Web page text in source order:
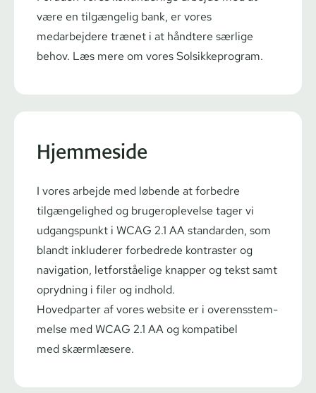
være en tilgængelig bank, er vores
medarbejdere trænet i at håndtere særlige
behov. Læs mere om vores Solsik­ke­pro­gram.
Hjemmeside
I vores arbejde med løbende at forbedre
tilgængelighed og bru­gero­p­le­vel­se tager vi
udgangspunkt i WCAG 2.1 AAstandarden, som
blandt inkluderer forbedrede kontraster og
navigation, letforståelige knapper og tekst samt
oprydning i filer og indhold.
Hovedparter af vores website er i over­ens­stem­
mel­se med WCAG 2.1 AAog kompatibel
med skærmlæsere.